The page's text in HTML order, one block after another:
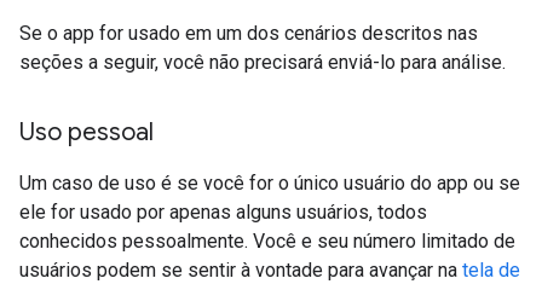
Se o app for usado em um dos cenários descritos nas
seções a seguir, você não precisará enviá-lo para análise.
Uso pessoal
Um caso de uso é se você for o único usuário do app ou se
ele for usado por apenas alguns usuários, todos
conhecidos pessoalmente. Você e seu número limitado de
usuários podem se sentir à vontade para avançar na tela de